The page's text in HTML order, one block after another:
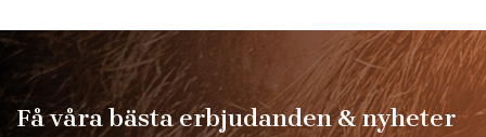
Få våra bästa erbjudanden & nyheter